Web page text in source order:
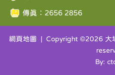
傳真：2656 2856
網頁地圖 | Copyright ©2026 大
By: